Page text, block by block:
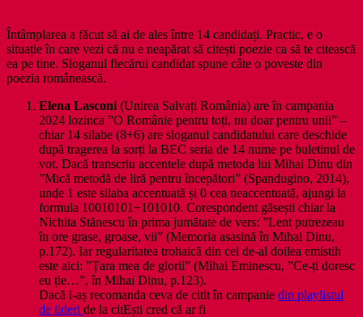
Întâmplarea a făcut să ai de ales între 14 candidați. Practic, e o
situație în care vezi că nu e neapărat să citești poezie ca să te citească
ea pe tine. Sloganul fiecărui candidat spune câte o poveste din
poezia românească.
Elena Lasconi (Unirea Salvați România) are în campania
2024 lozinca ”O Românie pentru toți, nu doar pentru unii” –
chiar 14 silabe (8+6) are sloganul candidatului care deschide
după tragerea la sorți la BEC seria de 14 nume pe buletinul de
vot. Dacă transcriu accentele după metoda lui Mihai Dinu din
”Mică metodă de liră pentru începători” (Spandugino, 2014),
unde 1 este silaba accentuată și 0 cea neaccentuată, ajungi la
formula 10010101+101010. Corespondent găsești chiar la
Nichita Stănescu în prima jumătate de vers: ”Lent putrezeau
în ore grase, groase, vii” (Memoria asasină în Mihai Dinu,
p.172). Iar regularitatea trohaică din cel de-al doilea emistih
este aici: ”Țara mea de glorii” (Mihai Eminescu, ”Ce-ți doresc
eu ție…”, în Mihai Dinu, p.123).
Dacă i-aș recomanda ceva de citit în campanie din playlistul
de lideri de la citEști cred că ar fi